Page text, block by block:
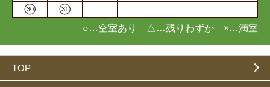
30 31
○…空室あり △…残りわずか ×…満室
TOP